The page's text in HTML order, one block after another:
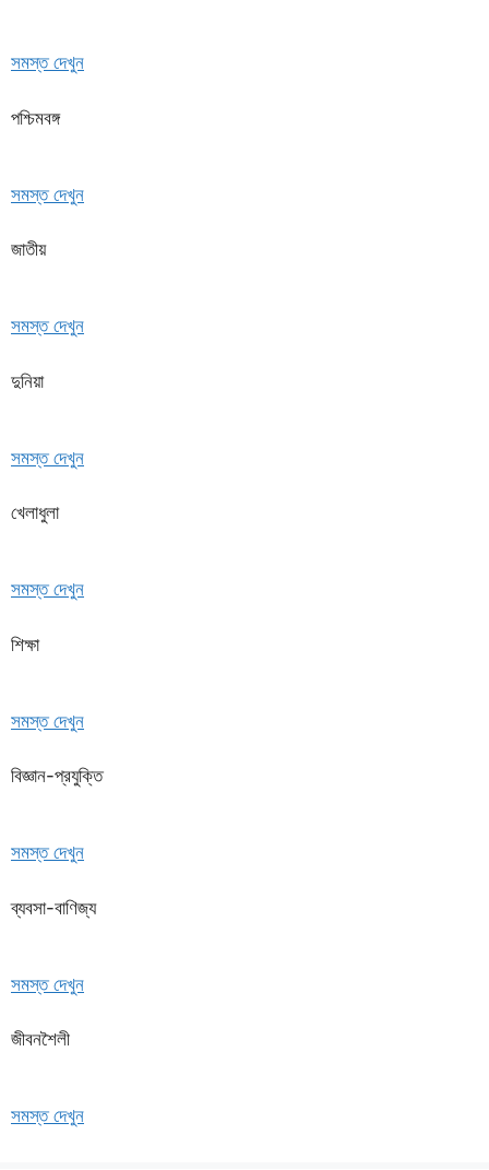
সমস্ত দেখুন
পশ্চিমবঙ্গ
সমস্ত দেখুন
জাতীয়
সমস্ত দেখুন
দুনিয়া
সমস্ত দেখুন
খেলাধুলা
সমস্ত দেখুন
শিক্ষা
সমস্ত দেখুন
বিজ্ঞান-প্রযুক্তি
সমস্ত দেখুন
ব্যবসা-বাণিজ্য
সমস্ত দেখুন
জীবনশৈলী
সমস্ত দেখুন